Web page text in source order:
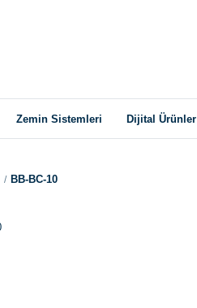
Zemin Sistemleri Dijital Ürünler
BB-BC-10